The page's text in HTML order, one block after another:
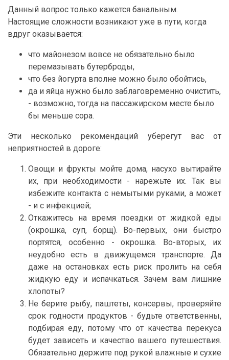
Данный вопрос только кажется банальным.
Настоящие сложности возникают уже в пути, когда
вдруг оказывается:
что майонезом вовсе не обязательно было
перемазывать бутерброды,
что без йогурта вполне можно было обойтись,
да и яйца нужно было заблаговременно очистить,
- возможно, тогда на пассажирском месте было
бы меньше сора.
Эти несколько рекомендаций уберегут вас от
неприятностей в дороге:
Овощи и фрукты мойте дома, насухо вытирайте
их, при необходимости - нарежьте их. Так вы
избежите контакта с немытыми руками, а может
- и с инфекцией;
Откажитесь на время поездки от жидкой еды
(окрошка, суп, борщ). Во-первых, они быстро
портятся, особенно - окрошка. Во-вторых, их
неудобно есть в движущемся транспорте. Да
даже на остановках есть риск пролить на себя
жидкую еду и испачкаться. Зачем вам лишние
хлопоты?
Не берите рыбу, паштеты, консервы, проверяйте
срок годности продуктов - будьте ответственны,
подбирая еду, потому что от качества перекуса
будет зависеть и качество вашего путешествия.
Обязательно держите под рукой влажные и сухие